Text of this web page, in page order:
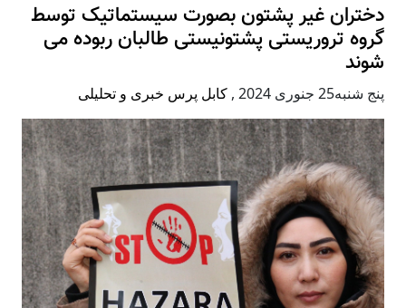
دختران غیر پشتون بصورت سیستماتیک توسط
گروه تروریستی پشتونیستی طالبان ربوده می
شوند
پنج شنبه25 جنوری 2024 , کابل پرس خبری و تحلیلی